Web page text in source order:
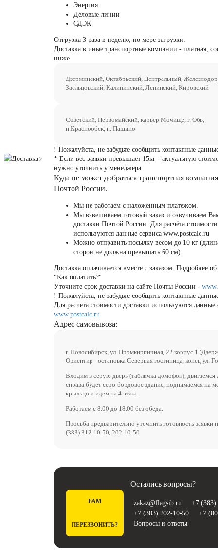
Доставка
Энергия
Деловые линии
СДЭК
Отгрузка 3 раза в неделю, по мере загрузки.
Доставка в иные транспортные компании - платная,
ниже
Дзержинский, Октябрьский, Центральный,
Заельцовский, Калининский, Ленинский, Кировский
Советский, Первомайский, карьер Мочище, г. Обь,
п.Краснообск, п. Пашино
! Пожалуйста, не забудьте сообщить контактные
* Если вес заявки превышает 15кг - актуальную
нужно уточнить у менеджера.
Куда не может добраться транспортная
Почтой России.
Мы не работаем с наложенным платежом.
Мы взвешиваем готовый заказ и озвучиваем
доставки Почтой России. Для расчёта
используются данные сервиса www.postcalc.ru
Можно отправить посылку весом до 10 кг
сторон не должна превышать 60 см).
Доставка оплачивается вместе с заказом. Подробнее об
"Как оплатить?"
Уточните срок доставки на сайте Почты России -
! Пожалуйста, не забудьте сообщить контактные
Для расчета стоимости доставки используются данные
www.postcalc.ru
Адрес самовывоза:
г. Новосибирск, ул. Промкирпичная, 22 корпус 1
Ориентир - остановка Северная гостиница, конец ул.
Входим в серую дверь (табличка домофон), двигаемся
справа будет серо-бордовое здание, поднимаемся на
крыльцо и идем на 4 этаж.
Работаем с 8.00 до 18.00 без обеда.
Просьба предварительно уточнить готовность заявки
(383) 312-10-50, 202-10-50
Остались вопросы?
ВАМ
ПЕРЕЗВОНИТЬ?
zakaz@flagsib.ru
+7 (383)
+7 (383) 202-10-50
+7
Вопросы и ответы